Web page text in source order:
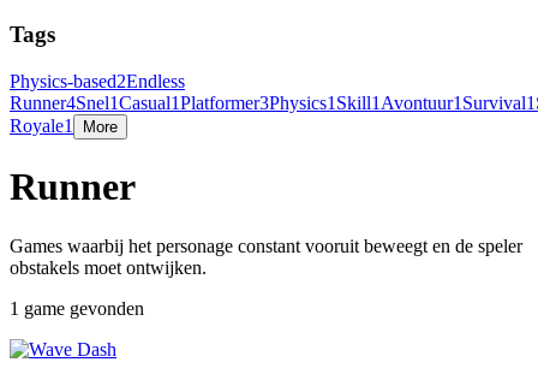
Tags
Physics-based2Endless
Runner4Snel1Casual1Platformer3Physics1 Skill1 Avontuur1 Survival1
Royale1 More
Runner
Games waarbij het personage constant vooruit beweegt en de speler
obstakels moet ontwijken.
1 game gevonden